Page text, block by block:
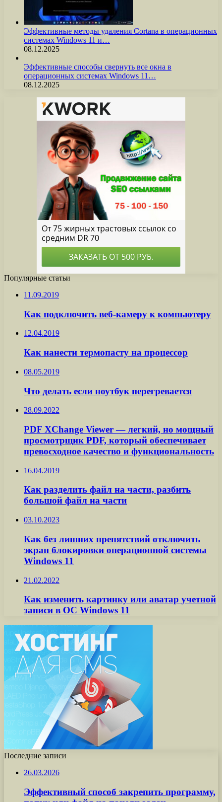
Эффективные методы удаления Cortana в операционных
системах Windows 11 и…
08.12.2025
Эффективные способы свернуть все окна в
операционных системах Windows 11…
08.12.2025
Популярные статьи
11.09.2019
Как подключить веб-камеру к компьютеру
12.04.2019
Как нанести термопасту на процессор
08.05.2019
Что делать если ноутбук перегревается
28.09.2022
PDF XChange Viewer — легкий, но мощный
просмотрщик PDF, который обеспечивает
превосходное качество и функциональность
16.04.2019
Как разделить файл на части, разбить
большой файл на части
03.10.2023
Как без лишних препятствий отключить
экран блокировки операционной системы
Windows 11
21.02.2022
Как изменить картинку или аватар учетной
записи в ОС Windows 11
Последние записи
26.03.2026
Эффективный способ закрепить программу,